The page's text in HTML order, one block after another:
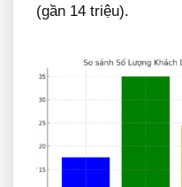
(gần 14 triệu).